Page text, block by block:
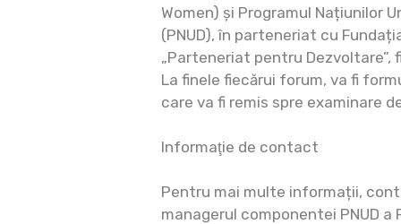
Women) și Programul Națiunilor
(PNUD), în parteneriat cu
„Parteneriat pentru Dezvoltare”,
La finele fiecărui forum, va fi
care va fi remis spre examinare
Informaţie de contact
Pentru mai multe informații,
managerul componentei PNUD a